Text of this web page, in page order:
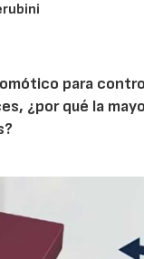
para
¿por qué la